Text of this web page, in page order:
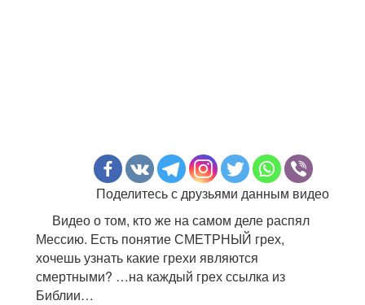
Поделитесь с друзьями данным видео
Видео о том, кто же на самом деле распял
Мессию. Есть понятие СМЕТРНЫЙ грех,
хочешь узнать какие грехи являются
смертными? …на каждый грех ссылка из
Библии…